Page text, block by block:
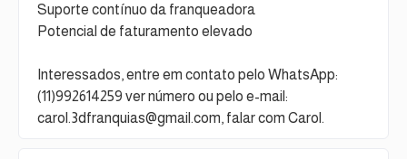
Suporte contínuo da franqueadora
Potencial de faturamento elevado
Interessados, entre em contato pelo WhatsApp:
(11)992614259 ver número ou pelo e-mail:
carol.3dfranquias@gmail.com, falar com Carol.